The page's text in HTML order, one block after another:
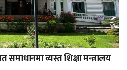
व्यस्त शिक्षा मन्त्रालय